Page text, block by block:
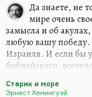
Да знаете, не
мире очень
замысла и об
любую вашу победу.
Израиля. И если бы
библейского,
получила. Она не
Старик и море
Эрнест Хемингуэй